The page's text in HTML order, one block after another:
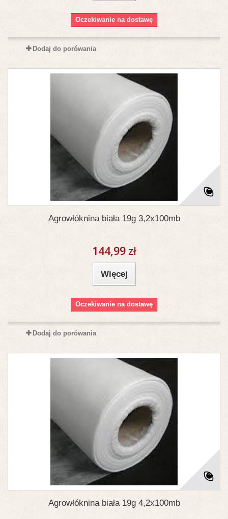
Oczekiwanie na dostawę
Dodaj do porówania
Agrowłóknina biała 19g 3,2x100mb
144,99 zł
Więcej
Oczekiwanie na dostawę
Dodaj do porówania
Agrowłóknina biała 19g 4,2x100mb